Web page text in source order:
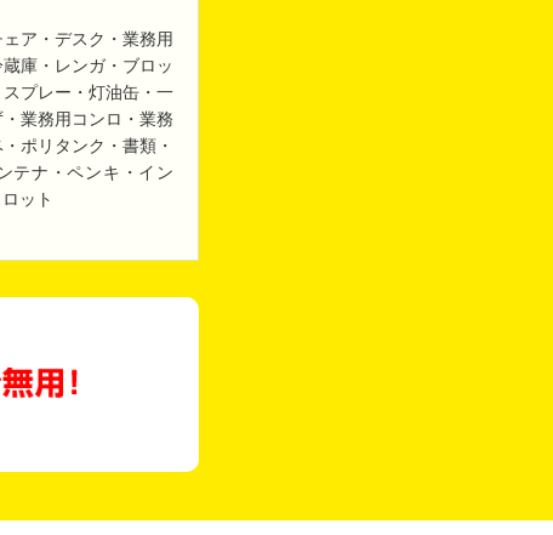
ア・デスク・業務用
庫・レンガ・ブロッ
プレー・灯油缶・一
業務用コンロ・業務
ポリタンク・書類・
テナ・ペンキ・イン
ット